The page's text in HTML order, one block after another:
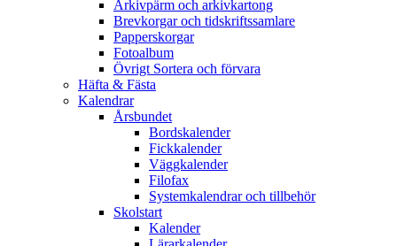
Arkivpärm och arkivkartong
Brevkorgar och tidskriftssamlare
Papperskorgar
Fotoalbum
Övrigt Sortera och förvara
Häfta & Fästa
Kalendrar
Årsbundet
Bordskalender
Fickkalender
Väggkalender
Filofax
Systemkalendrar och tillbehör
Skolstart
Kalender